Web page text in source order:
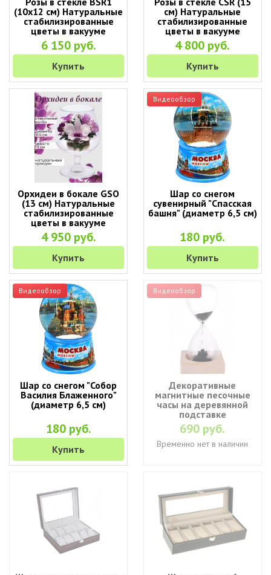
(10х12 см) Натуральные
стабилизированные
цветы в вакууме
6 150 руб.
Купить
см) Натуральные
стабилизированные
цветы в вакууме
4 800 руб.
Купить
Орхидеи в бокале GSO
(13 см) Натуральные
стабилизированные
цветы в вакууме
4 950 руб.
Купить
Видеообзор
Шар со снегом
сувенирный "Спасская
башня" (диаметр 6,5 см)
180 руб.
Купить
Видеообзор
Шар со снегом "Собор
Василия Блаженного"
(диаметр 6,5 см)
180 руб.
Купить
Видеообзор
Декоративные
магнитные песочные
часы на деревянной
подставке
690 руб.
Временно нет в наличии